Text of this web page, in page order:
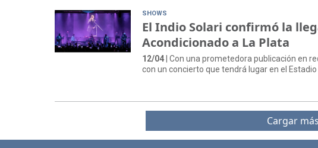
SHOWS
El Indio Solari confirmó la
Acondicionado a La Plata
12/04 | Con una prometedora publicación en
con un concierto que tendrá lugar en el
Cargar